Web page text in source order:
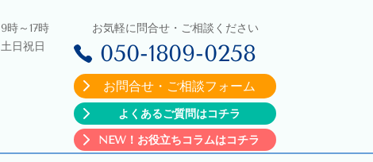
9時～17時
土日祝日
お気軽に問合せ・ご相談ください
050-1809-0258
お問合せ・ご相談フォーム
よくあるご質問はコチラ
NEW！お役立ちコラムはコチラ